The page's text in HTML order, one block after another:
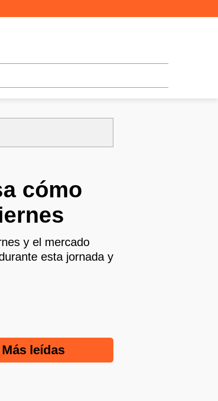
cómo
y el mercado
esta jornada y
Más leídas